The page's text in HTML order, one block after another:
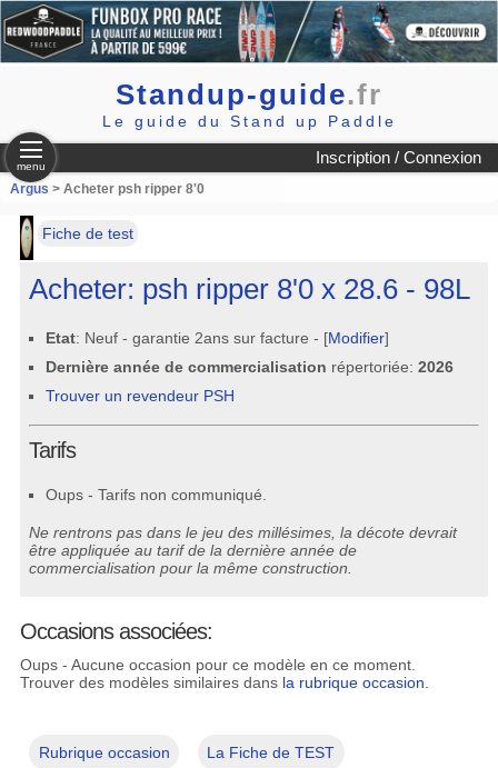
Standup-guide.fr
Le guide du Stand up Paddle
Inscription / Connexion
menu
Argus > Acheter psh ripper 8'0
Fiche de test
Acheter: psh ripper 8'0 x 28.6 - 98L
Etat: Neuf - garantie 2ans sur facture - [Modifier]
Dernière année de commercialisation répertoriée:2026
Trouver un revendeur PSH
Tarifs
Oups - Tarifs non communiqué.
Ne rentrons pas dans le jeu des millésimes, la décote devrait
être appliquée au tarif de la dernière année de
commercialisation pour la même construction.
Occasions associées:
Oups - Aucune occasion pour ce modèle en ce moment.
Trouver des modèles similaires dans la rubrique occasion
Rubrique occasion La Fiche de TEST